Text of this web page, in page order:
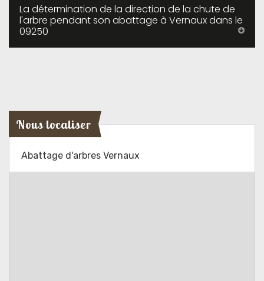
La détermination de la direction de la chute de
l'arbre pendant son abattage à Vernaux dans le
09250
Nous localiser
Abattage d'arbres Vernaux